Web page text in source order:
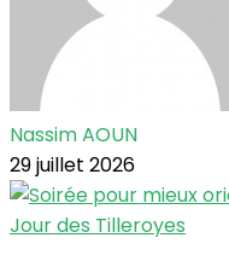
Nassim AOUN
29 juillet 2026